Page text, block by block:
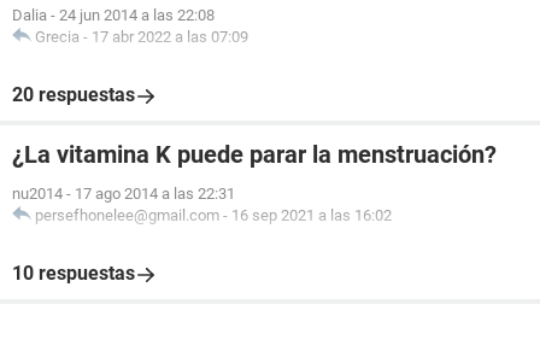
Dalia - 24 jun 2014 a las 22:08
Grecia - 17 abr 2022 a las 07:09
20 respuestas
¿La vitamina K puede parar la menstruación?
nu2014 - 17 ago 2014 a las 22:31
persefhonelee@gmail.com - 16 sep 2021 a las 16:02
10 respuestas